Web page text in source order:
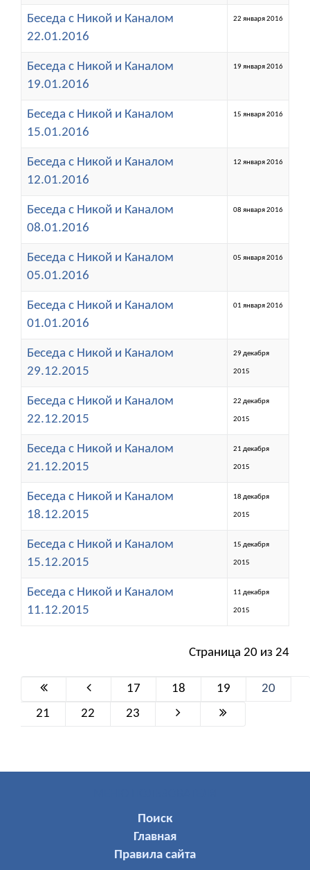
Беседа с Никой и Каналом
22.01.2016
22 января 2016
Беседа с Никой и Каналом
19.01.2016
19 января 2016
Беседа с Никой и Каналом
15.01.2016
15 января 2016
Беседа с Никой и Каналом
12.01.2016
12 января 2016
Беседа с Никой и Каналом
08.01.2016
08 января 2016
Беседа с Никой и Каналом
05.01.2016
05 января 2016
Беседа с Никой и Каналом
01.01.2016
01 января 2016
Беседа с Никой и Каналом
29.12.2015
29 декабря
2015
Беседа с Никой и Каналом
22.12.2015
22 декабря
2015
Беседа с Никой и Каналом
21.12.2015
21 декабря
2015
Беседа с Никой и Каналом
18.12.2015
18 декабря
2015
Беседа с Никой и Каналом
15.12.2015
15 декабря
2015
Беседа с Никой и Каналом
11.12.2015
11 декабря
2015
Страница 20 из 24
17 18 19
20
21
22 23
Поиск
Главная
Правила сайта